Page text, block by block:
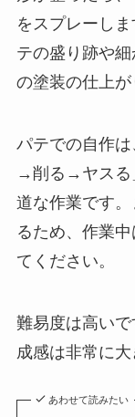
をスプレーし
テの盛り跡や
の塗装の仕上が
パテでの自作
→削る→ヤスる
道な作業です
るため、作業
てください。
難易度は高い
成感は非常に大
あわせて読みたい